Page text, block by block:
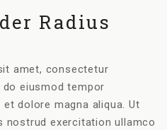
Radius
amet, consectetur
eiusmod tempor
dolore magna aliqua. Ut
nostrud exercitation ullamco